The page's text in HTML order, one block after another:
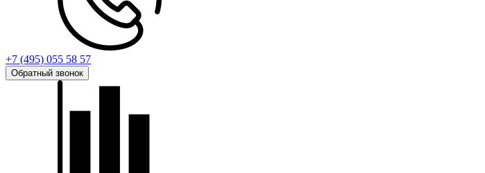
+7 (495) 055 58 57
Обратный звонок